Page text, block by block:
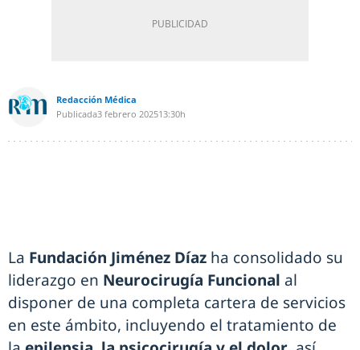
Redacción Médica
Publicada3 febrero 202513:30h
La Fundación Jiménez Díaz ha consolidado su
liderazgo en Neurocirugía Funcional al
disponer de una completa cartera de servicios
en este ámbito, incluyendo el tratamiento de